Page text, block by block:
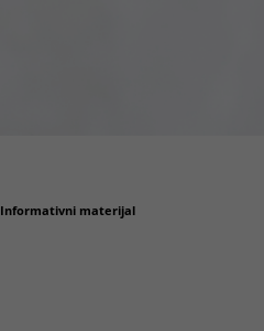
Informativni materijal